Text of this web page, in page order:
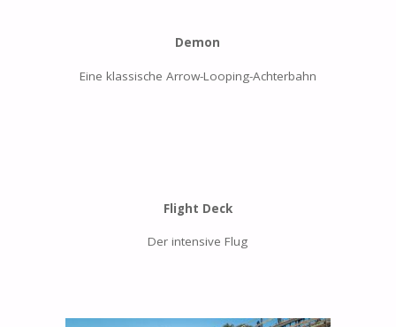
Demon
Eine klassische Arrow-Looping-Achterbahn
Flight Deck
Der intensive Flug